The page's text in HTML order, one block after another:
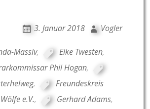
3. Januar 2018 Vogler
Massiv, Elke Twesten,
Phil Hogan,
,
Freundeskreis
e.V., Gerhard Adams,